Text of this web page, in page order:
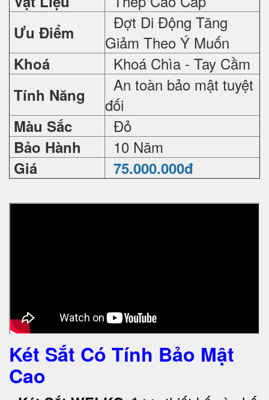
Ưu Điểm
Đợt Di Động Tăng
Giảm Theo Ý Muốn
Khoá Khoá Chìa - Tay Cầm
Tính Năng
An toàn bảo mật tuyệt
đối
Màu Sắc Đỏ
Bảo Hành 10 Năm
Giá 75.000.000đ
Két Sắt Có Tính Bảo Mật
Cao